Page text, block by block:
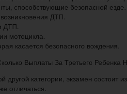
способствующие безопасной езде.
ДТП.
ДТП.
мотоцикла.
касается безопасного вождения.
Выплаты За Третьего Ребенка
другой категории, экзамен состоит
отличаться.